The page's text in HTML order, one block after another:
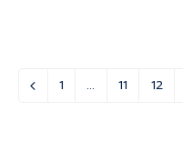
PreviousPage
1 … Page
11 12